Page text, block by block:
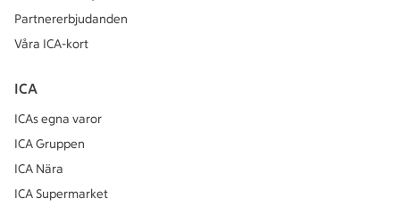
Partnererbjudanden
Våra ICA-kort
ICA
ICAs egna varor
ICA Gruppen
ICA Nära
ICA Supermarket